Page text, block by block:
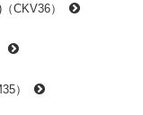
CKV36）
）